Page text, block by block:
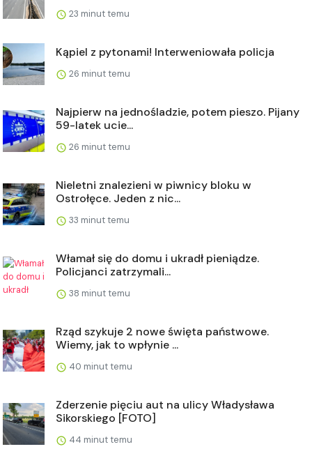
23 minut temu
Kąpiel z pytonami! Interweniowała policja
26 minut temu
Najpierw na jednośladzie, potem pieszo. Pijany
59-latek ucie...
26 minut temu
Nieletni znalezieni w piwnicy bloku w
Ostrołęce. Jeden z nic...
33 minut temu
Włamał się do domu i ukradł pieniądze.
Policjanci zatrzymali...
38 minut temu
Rząd szykuje 2 nowe święta państwowe.
Wiemy, jak to wpłynie ...
40 minut temu
Zderzenie pięciu aut na ulicy Władysława
Sikorskiego [FOTO]
44 minut temu